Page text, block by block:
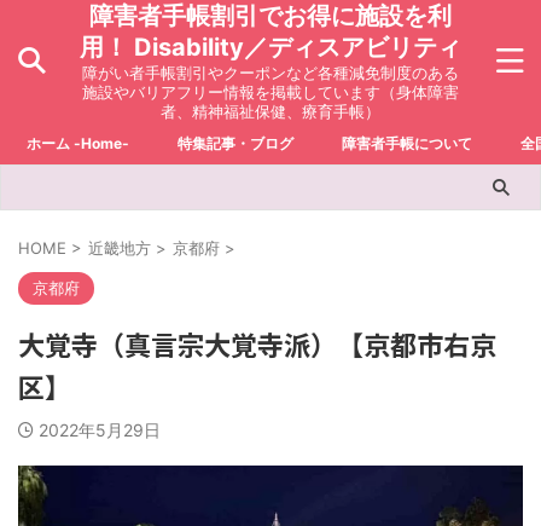
障害者手帳割引でお得に施設を利
用！ Disability／ディスアビリティ
障がい者手帳割引やクーポンなど各種減免制度のある
施設やバリアフリー情報を掲載しています（身体障害
者、精神福祉保健、療育手帳）
ホーム -Home- 特集記事・ブログ 障害者手帳について 全
HOME > 近畿地方 > 京都府 >
京都府
大覚寺（真言宗大覚寺派）【京都市右京
区】
2022年5月29日